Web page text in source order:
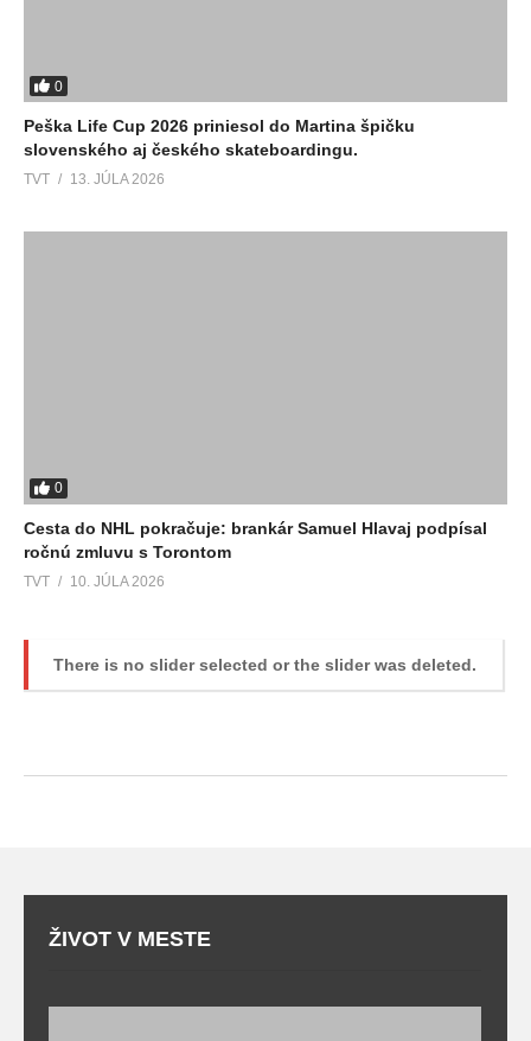
0
Peška Life Cup 2026 priniesol do Martina špičku
slovenského aj českého skateboardingu.
TVT 13. JÚLA 2026
0
Cesta do NHL pokračuje: brankár Samuel Hlavaj podpísal
ročnú zmluvu s Torontom
TVT 10. JÚLA 2026
There is no slider selected or the slider was deleted.
ŽIVOT V MESTE